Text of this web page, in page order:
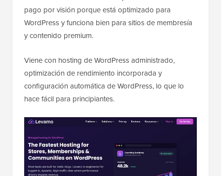
pago por visión porque está optimizado para
WordPress y funciona bien para sitios de membresía
y contenido premium.
Viene con hosting de WordPress administrado,
optimización de rendimiento incorporada y
configuración automática de WordPress, lo que lo
hace fácil para principiantes.